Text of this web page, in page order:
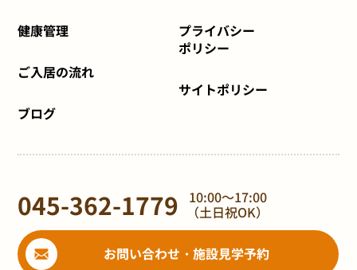
健康管理
ご入居の流れ
ブログ
プライバシー
ポリシー
サイトポリシー
045-362-1779 10:00～17:00
（土日祝OK）
お問い合わせ・施設見学予約